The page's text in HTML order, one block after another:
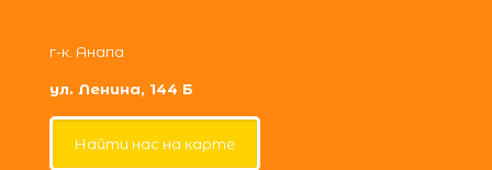
г-к. Анапа
ул. Ленина, 144 Б
Найти нас на карте